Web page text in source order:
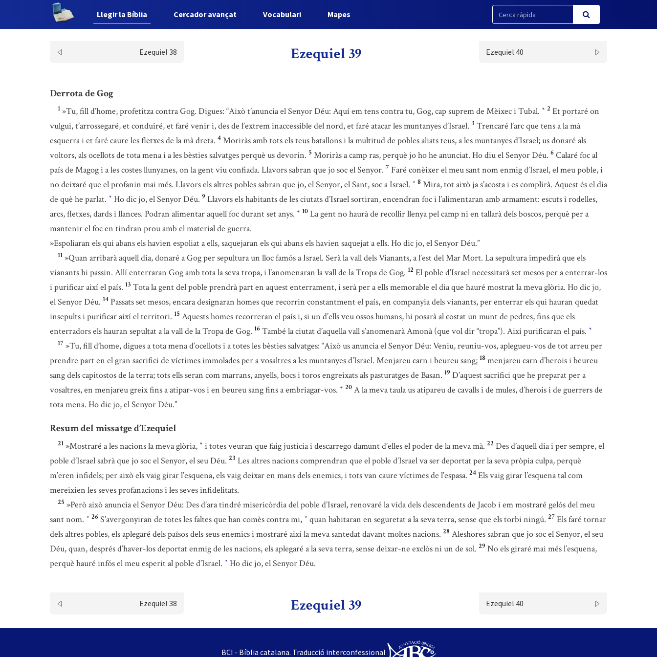
Llegir la Bíblia Cercador avançat Vocabulari Mapes
Ezequiel 38 Ezequiel 39 Ezequiel 40
Derrota de Gog
1 »Tu, fill d’home, profetitza contra Gog. Digues: “Això t’anuncia el Senyor Déu: Aquí em tens contra tu, Gog, cap suprem de Mèixec i Tubal. * 2 Et portaré on
vulgui, t’arrossegaré, et conduiré, et faré venir i, des de l’extrem inaccessible del nord, et faré atacar les muntanyes d’Israel. 3 Trencaré l’arc que tens a la mà
esquerra i et faré caure les fletxes de la mà dreta. 4 Moriràs amb tots els teus batallons i la multitud de pobles aliats teus, a les muntanyes d’Israel; us donaré als
voltors, als ocellots de tota mena i a les bèsties salvatges perquè us devorin. 5 Moriràs a camp ras, perquè jo ho he anunciat. Ho diu el Senyor Déu. 6 Calaré foc al
país de Magog i a les costes llunyanes, on la gent viu confiada. Llavors sabran que jo soc el Senyor. 7 Faré conèixer el meu sant nom enmig d’Israel, el meu poble, i
no deixaré que el profanin mai més. Llavors els altres pobles sabran que jo, el Senyor, el Sant, soc a Israel. * 8 Mira, tot això ja s’acosta i es complirà. Aquest és el dia
de què he parlat. * Ho dic jo, el Senyor Déu. 9 Llavors els habitants de les ciutats d’Israel sortiran, encendran foc i l’alimentaran amb armament: escuts i rodelles,
arcs, fletxes, dards i llances. Podran alimentar aquell foc durant set anys. * 10 La gent no haurà de recollir llenya pel camp ni en tallarà dels boscos, perquè per a
mantenir el foc en tindran prou amb el material de guerra.
»Espoliaran els qui abans els havien espoliat a ells, saquejaran els qui abans els havien saquejat a ells. Ho dic jo, el Senyor Déu.”
11 »Quan arribarà aquell dia, donaré a Gog per sepultura un lloc famós a Israel. Serà la vall dels Vianants, a l’est del Mar Mort. La sepultura impedirà que els
vianants hi passin. Allí enterraran Gog amb tota la seva tropa, i l’anomenaran la vall de la Tropa de Gog. 12 El poble d’Israel necessitarà set mesos per a enterrar-los
i purificar així el país. 13 Tota la gent del poble prendrà part en aquest enterrament, i serà per a ells memorable el dia que hauré mostrat la meva glòria. Ho dic jo,
el Senyor Déu. 14 Passats set mesos, encara designaran homes que recorrin constantment el país, en companyia dels vianants, per enterrar els qui hauran quedat
insepults i purificar així el territori. 15 Aquests homes recorreran el país i, si un d’ells veu ossos humans, hi posarà al costat un munt de pedres, fins que els
enterradors els hauran sepultat a la vall de la Tropa de Gog. 16 També la ciutat d’aquella vall s’anomenarà Amonà (que vol dir “tropa”). Així purificaran el país. *
17 »Tu, fill d’home, digues a tota mena d’ocellots i a totes les bèsties salvatges: “Això us anuncia el Senyor Déu: Veniu, reuniu-vos, aplegueu-vos de tot arreu per
prendre part en el gran sacrifici de víctimes immolades per a vosaltres a les muntanyes d’Israel. Menjareu carn i beureu sang; 18 menjareu carn d’herois i beureu
sang dels capitostos de la terra; tots ells seran com marrans, anyells, bocs i toros engreixats als pasturatges de Basan. 19 D’aquest sacrifici que he preparat per a
vosaltres, en menjareu greix fins a atipar-vos i en beureu sang fins a embriagar-vos. * 20 A la meva taula us atipareu de cavalls i de mules, d’herois i de guerrers de
tota mena. Ho dic jo, el Senyor Déu.”
Resum del missatge d’Ezequiel
21 »Mostraré a les nacions la meva glòria, * i totes veuran que faig justícia i descarrego damunt d’elles el poder de la meva mà. 22 Des d’aquell dia i per sempre, el
poble d’Israel sabrà que jo soc el Senyor, el seu Déu. 23 Les altres nacions comprendran que el poble d’Israel va ser deportat per la seva pròpia culpa, perquè
m’eren infidels; per això els vaig girar l’esquena, els vaig deixar en mans dels enemics, i tots van caure víctimes de l’espasa. 24 Els vaig girar l’esquena tal com
mereixien les seves profanacions i les seves infidelitats.
25 »Però això anuncia el Senyor Déu: Des d’ara tindré misericòrdia del poble d’Israel, renovaré la vida dels descendents de Jacob i em mostraré gelós del meu
sant nom. * 26 S’avergonyiran de totes les faltes que han comès contra mi, * quan habitaran en seguretat a la seva terra, sense que els torbi ningú. 27 Els faré tornar
dels altres pobles, els aplegaré dels països dels seus enemics i mostraré així la meva santedat davant moltes nacions. 28 Aleshores sabran que jo soc el Senyor, el seu
Déu, quan, després d’haver-los deportat enmig de les nacions, els aplegaré a la seva terra, sense deixar-ne exclòs ni un de sol. 29 No els giraré mai més l’esquena,
perquè hauré infós el meu esperit al poble d’Israel. * Ho dic jo, el Senyor Déu.
Ezequiel 38 Ezequiel 39 Ezequiel 40
BCI - Bíblia catalana. Traducció interconfessional